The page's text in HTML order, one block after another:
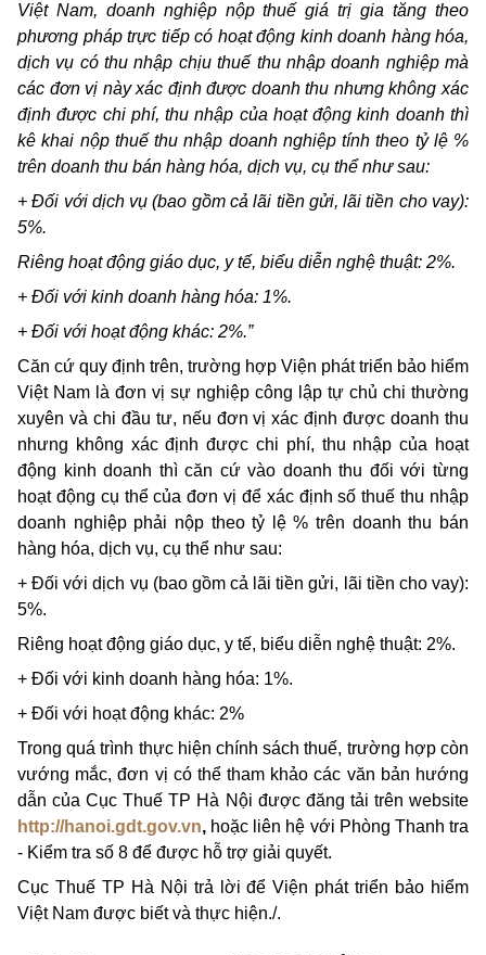
Việt Nam, doanh nghiệp nộp thuế giá trị gia tăng theo
phương pháp trực tiếp có hoạt động kinh doanh hàng hóa,
dịch vụ có thu nhập chịu thuế thu nhập doanh nghiệp mà
các đơn vị này xác định được doanh thu nhưng không xác
định được chi phí, thu nhập của hoạt động kinh doanh thì
kê khai nộp thuế thu nhập doanh nghiệp tính theo tỷ lệ %
trên doanh thu bán hàng hóa, dịch vụ, cụ thể như sau:
+ Đối với dịch vụ (bao gồm cả lãi tiền gửi, lãi tiền cho vay):
5%.
Riêng hoạt động giáo dục, y tế, biểu diễn nghệ thuật: 2%.
+ Đối với kinh doanh hàng hóa: 1%.
+ Đối với hoạt động khác: 2%.”
Căn cứ quy định trên, trường hợp Viện phát triển bảo hiểm
Việt Nam là đơn vị sự nghiệp công lập tự chủ chi thường
xuyên và chi đầu tư, nếu đơn vị xác định được doanh thu
nhưng không xác định được chi phí, thu nhập của hoạt
động kinh doanh thì căn cứ vào doanh thu đối với từng
hoạt động cụ thể của đơn vị để xác định số thuế thu nhập
doanh nghiệp phải nộp theo tỷ lệ % trên doanh thu bán
hàng hóa, dịch vụ, cụ thể như sau:
+ Đối với dịch vụ (bao gồm cả lãi tiền gửi, lãi tiền cho vay):
5%.
Riêng hoạt động giáo dục, y tế, biểu diễn nghệ thuật: 2%.
+ Đối với kinh doanh hàng hóa: 1%.
+ Đối với hoạt động khác: 2%
Trong quá trình thực hiện chính sách thuế, trường hợp còn
vướng mắc, đơn vị có thể tham khảo các văn bản hướng
dẫn của Cục Thuế TP Hà Nội được đăng tải trên website
http://hanoi.gdt.gov.vn, hoặc liên hệ với Phòng Thanh tra
- Kiểm tra số 8 để được hỗ trợ giải quyết.
Cục Thuế TP Hà Nội trả lời để Viện phát triển bảo hiểm
Việt Nam được biết và thực hiện./.